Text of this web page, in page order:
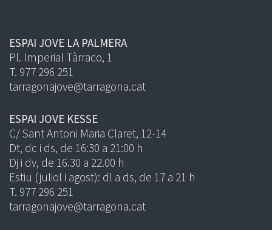
ESPAI JOVE LA PALMERA
Pl. Imperial Tàrraco, 1
T. 977 296 251
tarragonajove@tarragona.cat
ESPAI JOVE KESSE
C/ Sant Antoni Maria Claret, 12-14
Dt, dc i ds, de 16:30 a 21:00 h
Dj i dv, de 16.30 a 22.00 h
Estiu (juliol i agost): dl a ds, de 17 a 21 h
T. 977 296 251
tarragonajove@tarragona.cat